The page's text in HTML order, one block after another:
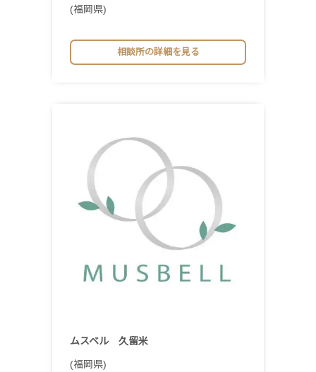
(福岡県)
相談所の詳細を見る
ムスベル 久留米
(福岡県)